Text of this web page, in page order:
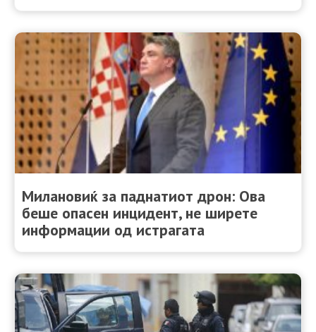
Милановиќ за паднатиот дрон: Ова
беше опасен инцидент, не ширете
информации од истрагата